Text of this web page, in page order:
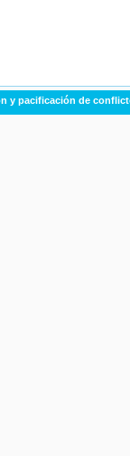
y pacificación de